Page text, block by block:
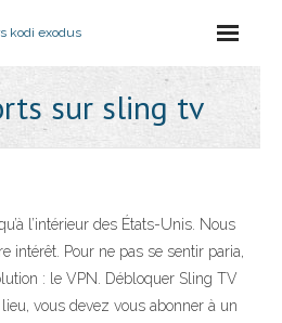
kodi exodus
sur sling tv
l’intérieur des États-Unis. Nous
intérêt. Pour ne pas se sentir paria,
: le VPN. Débloquer Sling TV
vous devez vous abonner à un